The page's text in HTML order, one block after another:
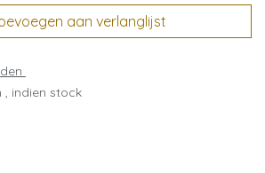
aan verlanglijst
, indien stock